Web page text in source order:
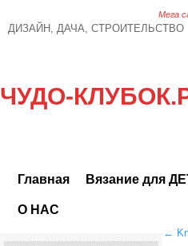
Мега
ДИЗАЙН, ДАЧА, СТРОИТЕЛЬСТВО
ЧУДО-
Главная Вязание для
О НАС
←